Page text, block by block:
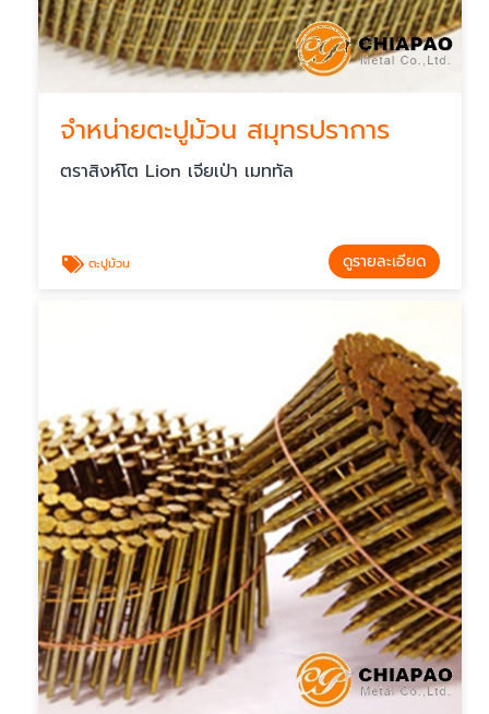
จำหน่ายตะปูม้วน สมุทรปราการ
ตราสิงห์โต Lion เจียเป่า เมททัล
ตะปูม้วน ดูรายละเอียด